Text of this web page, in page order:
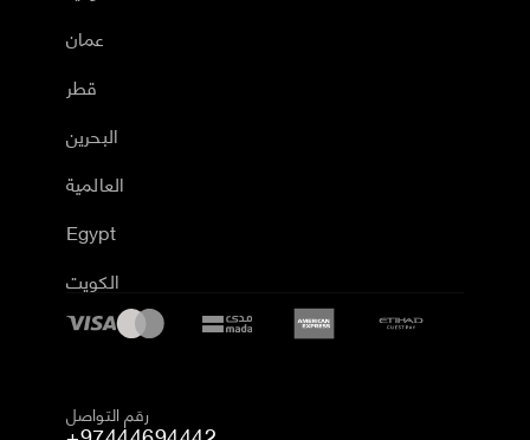
عمان
قطر
البحرين
العالمية
Egypt
الكويت
رقم التواصل